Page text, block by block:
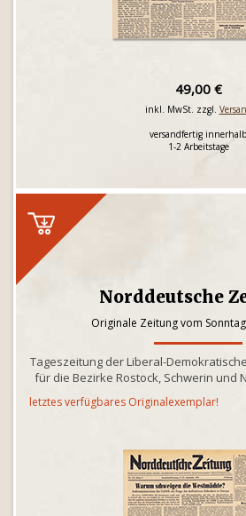
49,00 €
inkl. MwSt. zzgl.
versandfertig innerhalb
1-2 Arbeitstage
Norddeutsche
Originale Zeitung vom
Tageszeitung der Liberal-
für die Bezirke Rostock, Schwerin und
letztes verfügbares Originalexemplar!